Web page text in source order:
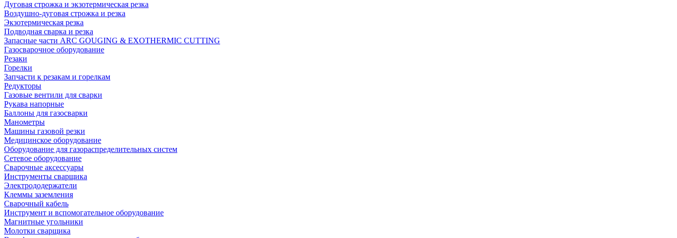
Дуговая строжка и экзотермическая резка
Воздушно-дуговая строжка и резка
Экзотермическая резка
Подводная сварка и резка
Запасные части ARC GOUGING & EXOTHERMIC CUTTING
Газосварочное оборудование
Резаки
Горелки
Запчасти к резакам и горелкам
Редукторы
Газовые вентили для сварки
Рукава напорные
Баллоны для газосварки
Манометры
Машины газовой резки
Медицинское оборудование
Оборудование для газораспределительных систем
Сетевое оборудование
Сварочные аксессуары
Инструменты сварщика
Электрододержатели
Клеммы заземления
Сварочный кабель
Инструмент и вспомогательное оборудование
Магнитные угольники
Молотки сварщика